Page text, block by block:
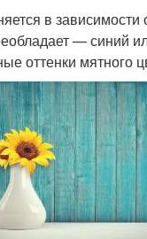
в зависимости
— синий
оттенки мятного